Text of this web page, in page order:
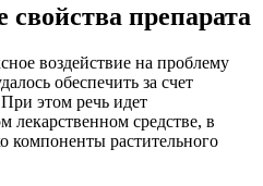
препарата
воздействие на проблему
обеспечить за счет
этом речь идет
лекарственном средстве, в
компоненты растительного